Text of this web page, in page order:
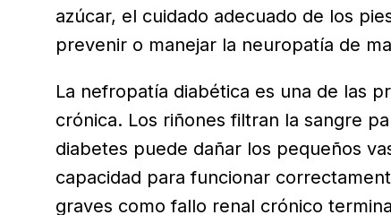
azúcar, el cuidado adecuado de los
prevenir o manejar la neuropatía de
La nefropatía diabética es una de las
crónica. Los riñones filtran la sangre
diabetes puede dañar los pequeños
capacidad para funcionar
graves como fallo renal crónico